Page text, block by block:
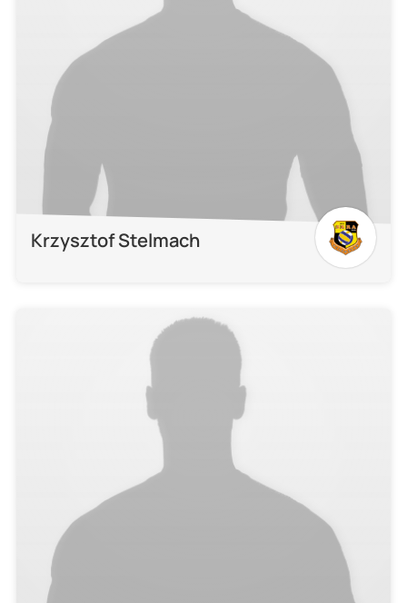
Krzysztof Stelmach